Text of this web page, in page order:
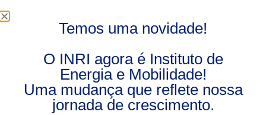
Segunda edição
Temos uma novidade!
O INRI agora é Instituto de
Energia e Mobilidade!
Uma mudança que reflete nossa
jornada de crescimento.